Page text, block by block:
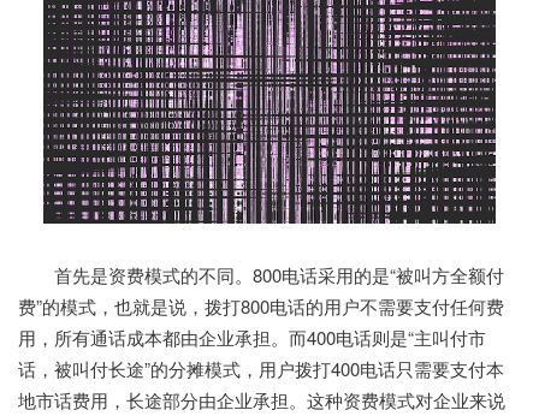
首先是资费模式的不同。800电话采用的是“被叫方全额付
费”的模式，也就是说，拨打800电话的用户不需要支付任何费
用，所有通话成本都由企业承担。而400电话则是“主叫付市
话，被叫付长途”的分摊模式，用户拨打400电话只需要支付本
地市话费用，长途部分由企业承担。这种资费模式对企业来说